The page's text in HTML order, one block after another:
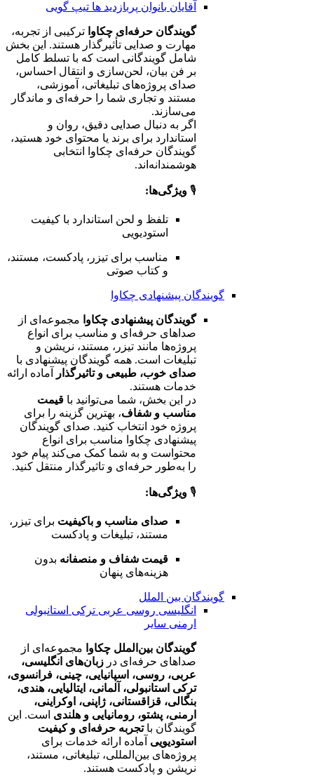
آقایان بانوان پربازدید ها تیپ گویی
گویندگان حرفه‌ای چکاوا ترکیبی از تجربه،
مهارت و صدایی تأثیرگذار هستند. این بخش
شامل گویندگانی است که با تسلط کامل
بر فن بیان، لحن‌سازی و انتقال احساس،
صدای پروژه‌های تبلیغاتی، آموزشی،
مستند و تجاری شما را حرفه‌ای و ماندگار
می‌سازند.
اگر به دنبال صدایی دقیق، روان و
استاندارد برای برند یا محتوای خود هستید،
گویندگان حرفه‌ای چکاوا انتخابی
هوشمندانه‌اند.
🎙️ ویژگی‌ها:
تلفظ و لحن استاندارد با کیفیت
استودیویی
مناسب برای تیزر، پادکست، مستند،
و کتاب صوتی
گویندگان پیشنهادی چکاوا
گویندگان پیشنهادی چکاوا مجموعه‌ای از
صداهای حرفه‌ای و مناسب برای انواع
پروژه‌ها مانند تیزر، مستند، نریشن و
تبلیغات است. همه گویندگان پیشنهادی با
صدای خوب، طبیعی و تاثیرگذار
آماده ارائه
خدمات هستند.
در این بخش، شما می‌توانید با قیمت
مناسب و شفاف، بهترین گزینه را برای
پروژه خود انتخاب کنید. صدای گویندگان
پیشنهادی چکاوا مناسب برای انواع
محتواست و به شما کمک می‌کند پیام خود
را به‌طور حرفه‌ای و تاثیرگذار منتقل کنید.
🎙️ ویژگی‌ها:
صدای مناسب و باکیفیت برای تیزر،
مستند، تبلیغات و پادکست
قیمت شفاف و منصفانه بدون
هزینه‌های پنهان
گویندگان بین الملل
انگلیسی روسی عربی ترکی استانبولی
ارمنی سایر
گویندگان بین‌الملل چکاوا مجموعه‌ای از
صداهای حرفه‌ای در زبان‌های انگلیسی،
عربی، روسی، اسپانیایی، چینی، فرانسوی،
ترکی استانبولی، آلمانی، ایتالیایی، هندی،
بنگالی، قزاقستانی، ژاپنی، اوکراینی،
ارمنی، پشتو، رومانیایی و هلندی است. این
گویندگان باتجربه حرفه‌ای و کیفیت
استودیویی آماده ارائه خدمات برای
پروژه‌های بین‌المللی، تبلیغاتی، مستند،
نریشن و پادکست هستند.